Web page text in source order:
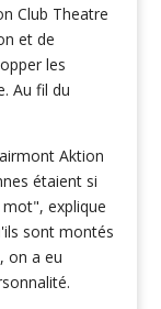
Club Theatre
et de
les
Au fil du
Aktion
étaient si
explique
sont montés
on a eu